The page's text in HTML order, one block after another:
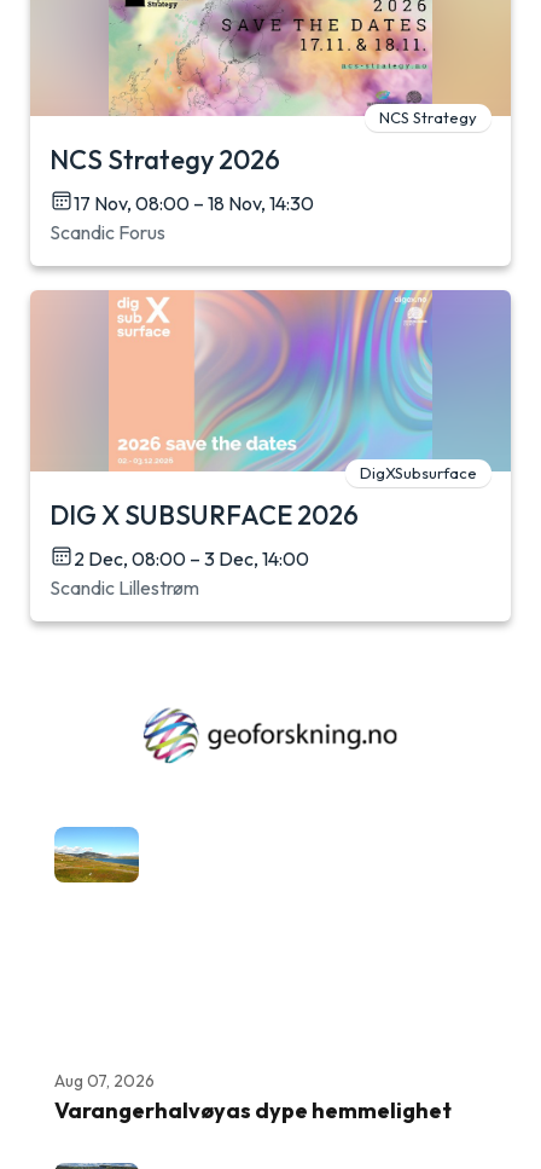
NCS Strategy
NCS Strategy 2026
17 Nov, 08:00 – 18 Nov, 14:30
Scandic Forus
DigXSubsurface
DIG X SUBSURFACE 2026
2 Dec, 08:00 – 3 Dec, 14:00
Scandic Lillestrøm
Aug 07, 2026
Varangerhalvøyas dype hemmelighet